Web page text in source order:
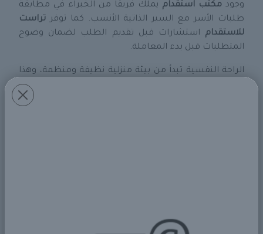
وجود مكتب استقدام يملك فريقًا من الخبراء في مطابقة
طلبات الأسر مع السير الذاتية الأنسب. كما توفر تراست
للاستقدام استشارات قبل تقديم الطلب لضمان وضوح
المتطلبات قبل بدء المعاملة.
الراحة النفسية تبدأ من بيئة منزلية نظيفة ومنظمة، وهذا
ما تؤمّنه الخادمة المنزلية التي تدير المهام اليومية بكفاءة.
لكن الحصول على هذه الخدمة يجب أن يكون عبر جهة
يمكن اختيار الجنسية وفقًا لطبيعة المهام المطلوبة،